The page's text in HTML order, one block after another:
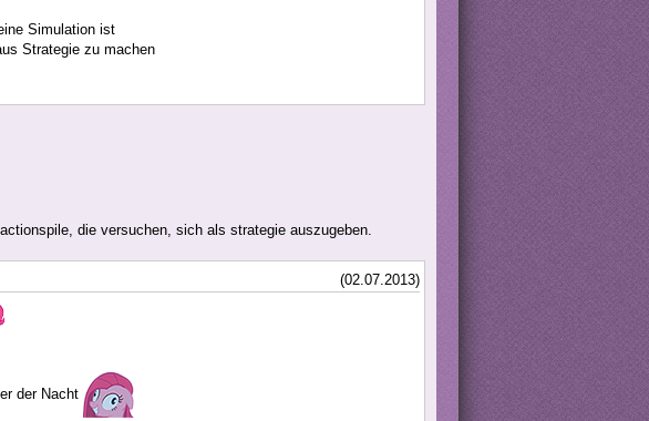
Simulation ist
Strategie zu machen
die versuchen, sich als strategie auszugeben.
(02.07.2013)
der Nacht